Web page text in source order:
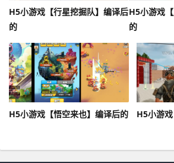
H5小游戏【行星挖掘队】编译后
的
H5小游戏
的
H5小游戏【悟空来也】编译后的 H5小游